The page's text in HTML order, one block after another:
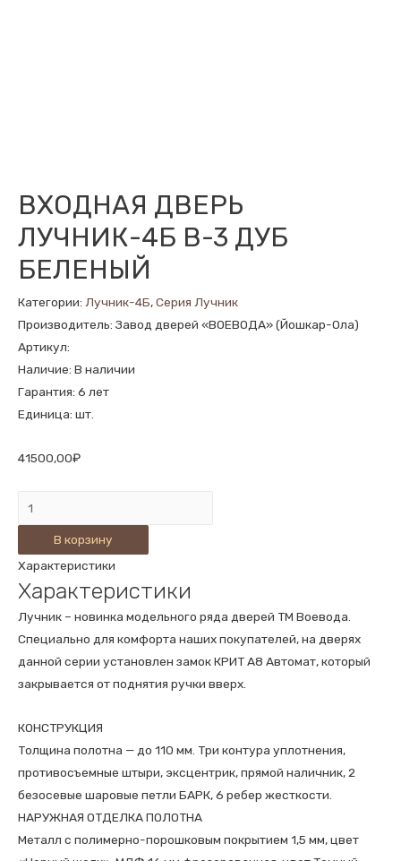
ВХОДНАЯ ДВЕРЬ
ЛУЧНИК-4Б В-3 ДУБ
БЕЛЕНЫЙ
Категории: Лучник-4Б,Серия Лучник
Производитель: Завод дверей «ВОЕВОДА» (Йошкар-Ола)
Артикул:
Наличие: В наличии
Гарантия: 6 лет
Единица: шт.
41500,00₽
ВХОДНАЯ
ДВЕРЬ
ЛУЧНИК-4Б
В-3
ДУБ
БЕЛЕНЫЙ
В корзину
Характеристики
Характеристики
Лучник – новинка модельного ряда дверей ТМ Воевода.
Специально для комфорта наших покупателей, на дверях
данной серии установлен замок КРИТ А8 Автомат, который
закрывается от поднятия ручки вверх.
КОНСТРУКЦИЯ
Толщина полотна — до 110 мм. Три контура уплотнения,
противосъемные штыри, эксцентрик, прямой наличник, 2
безосевые шаровые петли БАРК, 6 ребер жесткости.
НАРУЖНАЯ ОТДЕЛКА ПОЛОТНА
Металл с полимерно-порошковым покрытием 1,5 мм, цвет